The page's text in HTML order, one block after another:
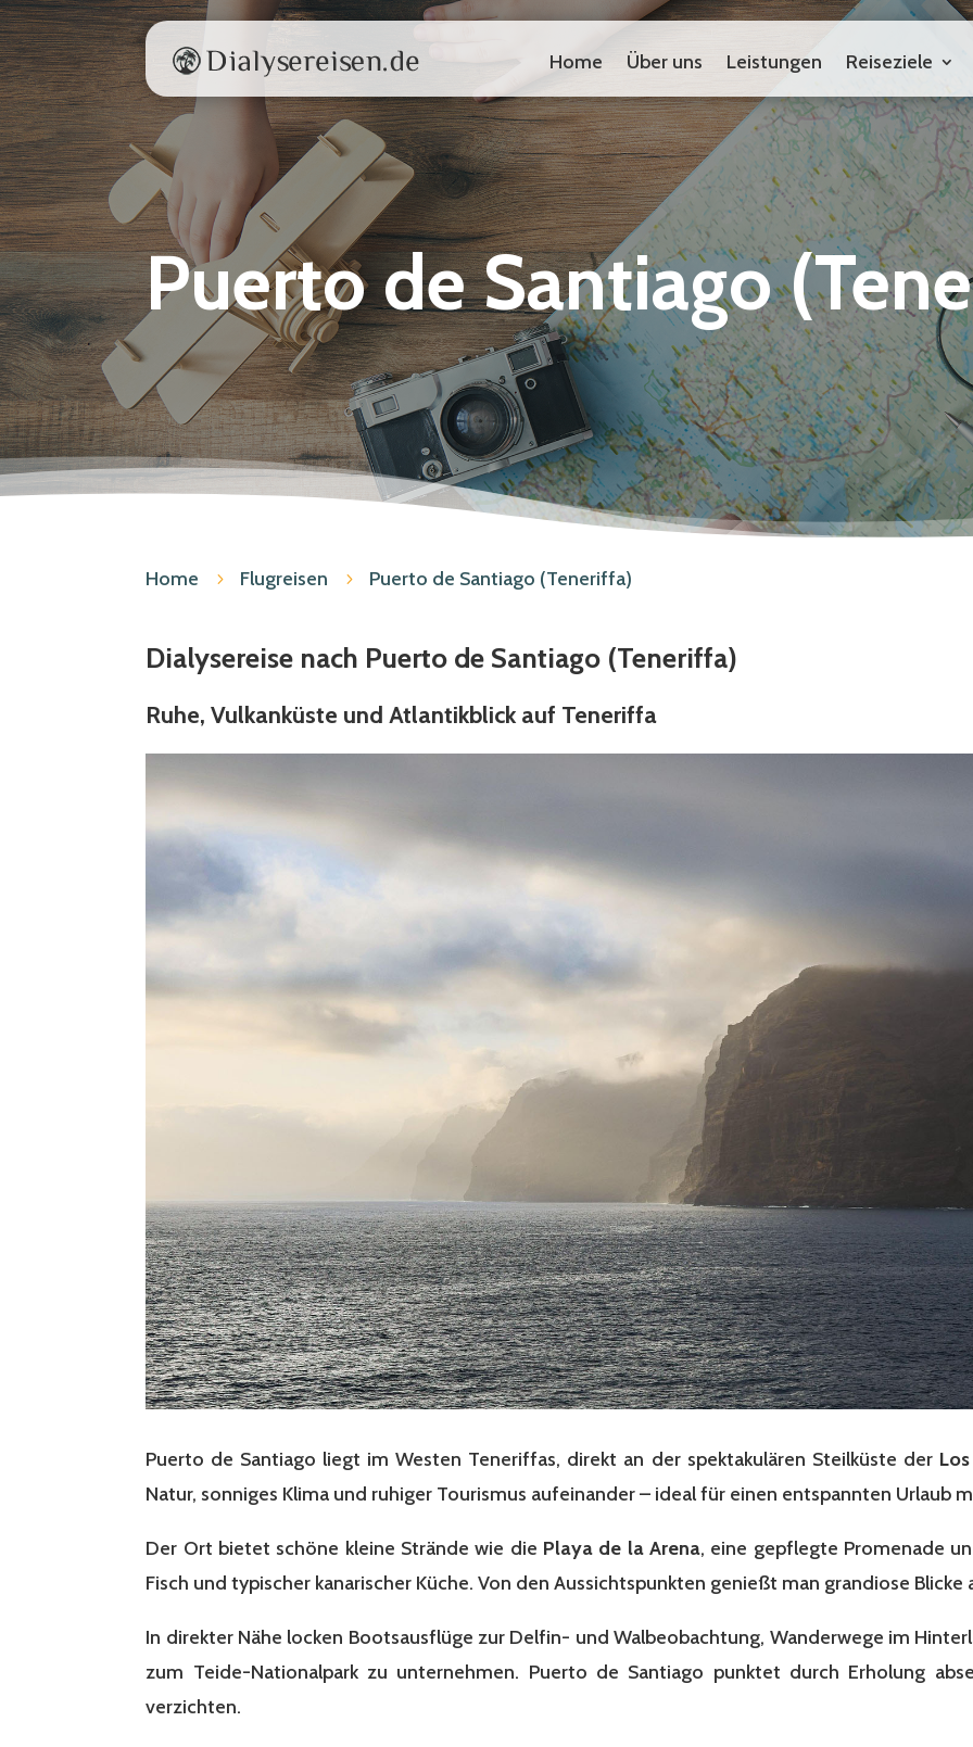
Home Über uns Leistungen Reiseziele
Puerto de Santiago
Home 5 Flugreisen 5 Puerto de Santiago (Teneriffa)
Dialysereise nach Puerto de Santiago (Teneriffa)
Ruhe, Vulkanküste und Atlantikblick auf Teneriffa
Puerto de Santiago liegt im Westen Teneriffas, direkt an der spektakulären Steilküste der
Natur, sonniges Klima und ruhiger Tourismus aufeinander – ideal für einen entspannten Urlaub
Der Ort bietet schöne kleine Strände wie die Playa de la Arena, eine gepflegte Promenade
Fisch und typischer kanarischer Küche. Von den Aussichtspunkten genießt man grandiose
In direkter Nähe locken Bootsausflüge zur Delfin- und Walbeobachtung, Wanderwege im
zum Teide-Nationalpark zu unternehmen. Puerto de Santiago punktet durch Erholung
verzichten.